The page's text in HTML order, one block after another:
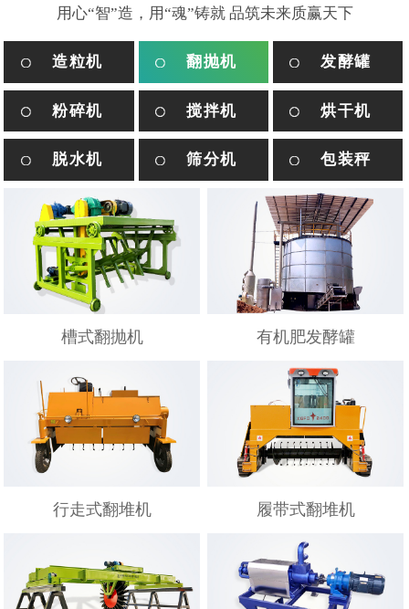
用心“智”造，用“魂”铸就 品筑未来质赢天下
造粒机 翻抛机 发酵罐
粉碎机 搅拌机 烘干机
脱水机 筛分机 包装秤
槽式翻抛机 有机肥发酵罐
行走式翻堆机 履带式翻堆机